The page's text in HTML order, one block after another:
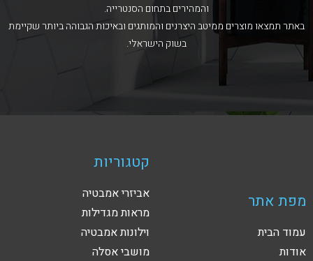
והמהירים בתחום הסנטרייה.
באתר תמצאו מוצרים ממיטב היצרנים והמותגים ובאיכות הגבוהה ביותר שקיימת
בשוק הישראלי.
מפת אתר
עמוד הבית
אודות
קטגוריות
אביזרי אמבטיה
מראות מגדילות
וילונות אמבטיה
מושבי אסלה